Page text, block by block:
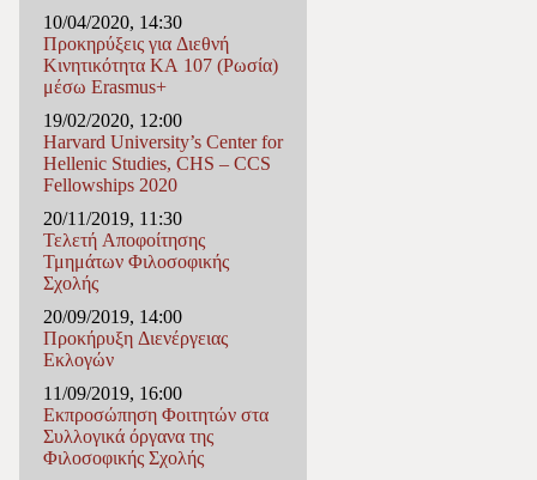
10/04/2020, 14:30
Προκηρύξεις για Διεθνή
Κινητικότητα ΚΑ 107 (Ρωσία)
μέσω Erasmus+
19/02/2020, 12:00
Harvard University’s Center for
Hellenic Studies, CHS – CCS
Fellowships 2020
20/11/2019, 11:30
Τελετή Αποφοίτησης
Τμημάτων Φιλοσοφικής
Σχολής
20/09/2019, 14:00
Προκήρυξη Διενέργειας
Εκλογών
11/09/2019, 16:00
Εκπροσώπηση Φοιτητών στα
Συλλογικά όργανα της
Φιλοσοφικής Σχολής